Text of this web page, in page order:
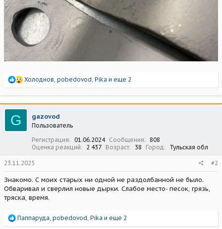
Р
а
к
ц
Холоднов, pobedovod, Pika и еще 2
G gazovod
Пользователь
Регистрация
01.06.2024 Сообщения
808
Оценка реакций
2 437 Возраст 38 Город Тульская обл
23.11.2025 #2
Знакомо. С моих старых ни одной не раздолбанной не было.
Обваривал и сверлил новые дырки. Слабое место- песок, грязь,
тряска, время.
Р
Паппаруда, pobedovod, Pika и еще 2